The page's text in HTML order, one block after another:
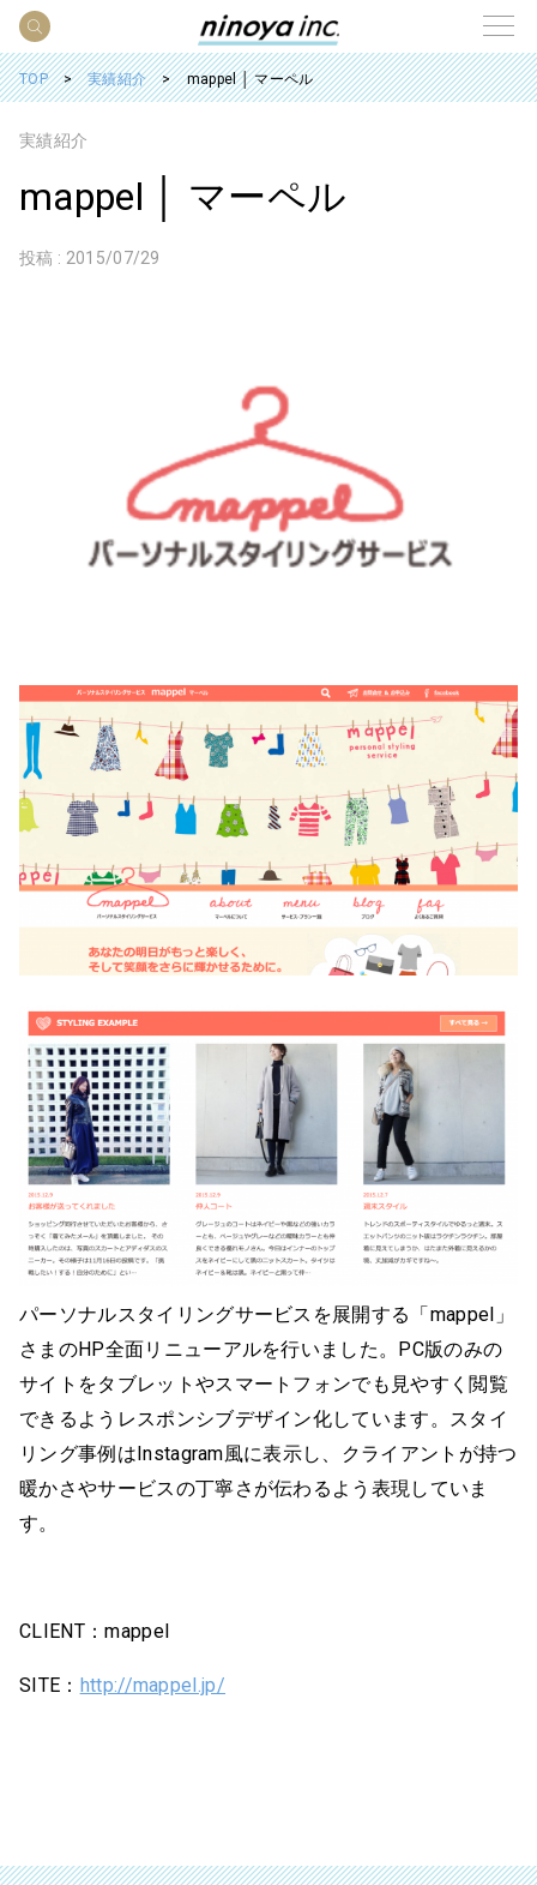
TOP 実績紹介 mappel │ マーペル
実績紹介
mappel │ マーペル
投稿 : 2015/07/29
パーソナルスタイリングサービスを展開する「mappel」
さまのHP全面リニューアルを行いました。PC版のみの
サイトをタブレットやスマートフォンでも見やすく閲覧
できるようレスポンシブデザイン化しています。スタイ
リング事例はInstagram風に表示し、クライアントが持つ
暖かさやサービスの丁寧さが伝わるよう表現していま
す。
CLIENT：mappel
SITE： http://mappel.jp/